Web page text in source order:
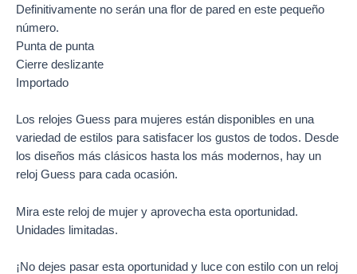
Definitivamente no serán una flor de pared en este pequeño
número.
Punta de punta
Cierre deslizante
Importado
Los relojes Guess para mujeres están disponibles en una
variedad de estilos para satisfacer los gustos de todos. Desde
los diseños más clásicos hasta los más modernos, hay un
reloj Guess para cada ocasión.
Mira este reloj de mujer y aprovecha esta oportunidad.
Unidades limitadas.
¡No dejes pasar esta oportunidad y luce con estilo con un reloj